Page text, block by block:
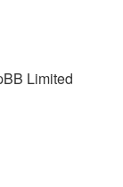
Limited